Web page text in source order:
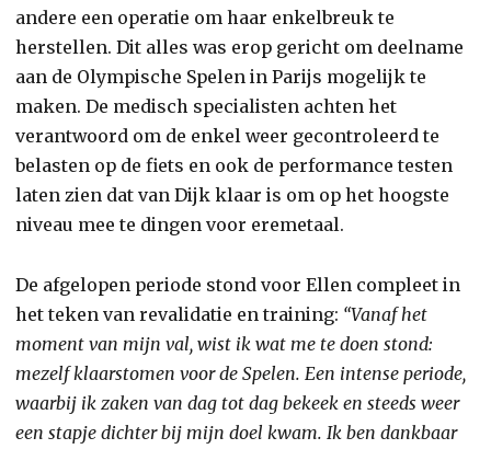
andere een operatie om haar enkelbreuk te
herstellen. Dit alles was erop gericht om deelname
aan de Olympische Spelen in Parijs mogelijk te
maken. De medisch specialisten achten het
verantwoord om de enkel weer gecontroleerd te
belasten op de fiets en ook de performance testen
laten zien dat van Dijk klaar is om op het hoogste
niveau mee te dingen voor eremetaal.
De afgelopen periode stond voor Ellen compleet in
het teken van revalidatie en training: “Vanaf het
moment van mijn val, wist ik wat me te doen stond:
mezelf klaarstomen voor de Spelen. Een intense periode,
waarbij ik zaken van dag tot dag bekeek en steeds weer
een stapje dichter bij mijn doel kwam. Ik ben dankbaar